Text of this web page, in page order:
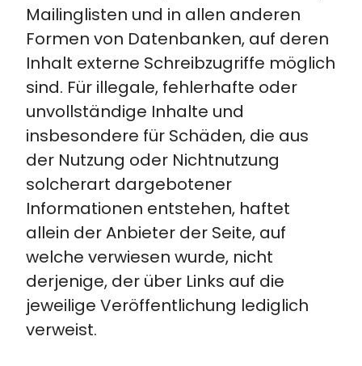
Mailinglisten und in allen anderen
Formen von Datenbanken, auf deren
Inhalt externe Schreibzugriffe möglich
sind. Für illegale, fehlerhafte oder
unvollständige Inhalte und
insbesondere für Schäden, die aus
der Nutzung oder Nichtnutzung
solcherart dargebotener
Informationen entstehen, haftet
allein der Anbieter der Seite, auf
welche verwiesen wurde, nicht
derjenige, der über Links auf die
jeweilige Veröffentlichung lediglich
verweist.